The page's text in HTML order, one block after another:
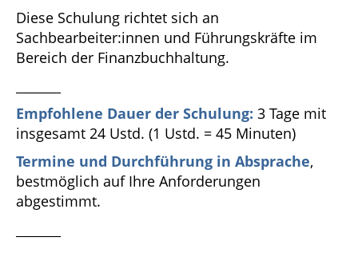
Diese Schulung richtet sich an
Sachbearbeiter:innen und Führungskräfte im
Bereich der Finanzbuchhaltung.
Empfohlene Dauer der Schulung: 3 Tage mit
insgesamt 24 Ustd. (1 Ustd. = 45 Minuten)
Termine und Durchführung in Absprache,
bestmöglich auf Ihre Anforderungen
abgestimmt.